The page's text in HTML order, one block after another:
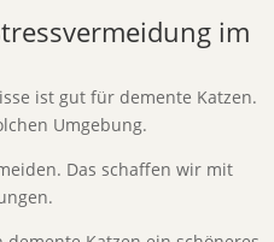
im
ist gut für demente Katzen.
Umgebung.
Das schaffen wir mit